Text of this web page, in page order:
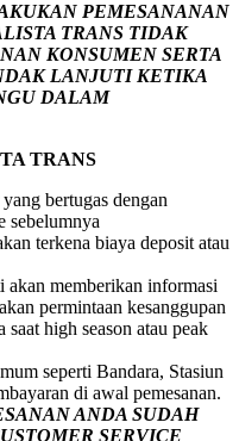
PEMESANANAN
TRANS TIDAK
KONSUMEN SERTA
LANJUTI KETIKA
DALAM
TRANS
bertugas dengan
sebelumnya
terkena biaya deposit atau
akan memberikan informasi
permintaan kesanggupan
saat high season atau peak
seperti Bandara, Stasiun
di awal pemesanan.
ANDA SUDAH
SERVICE